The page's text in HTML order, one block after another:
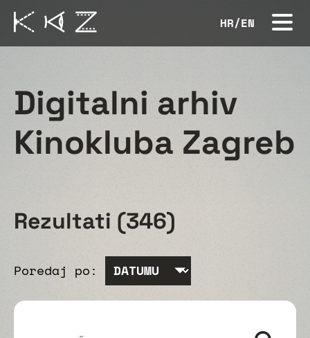
HR/EN
Digitalni arhiv
Kinokluba Zagreb
Poredaj po:
Rezultati (346)